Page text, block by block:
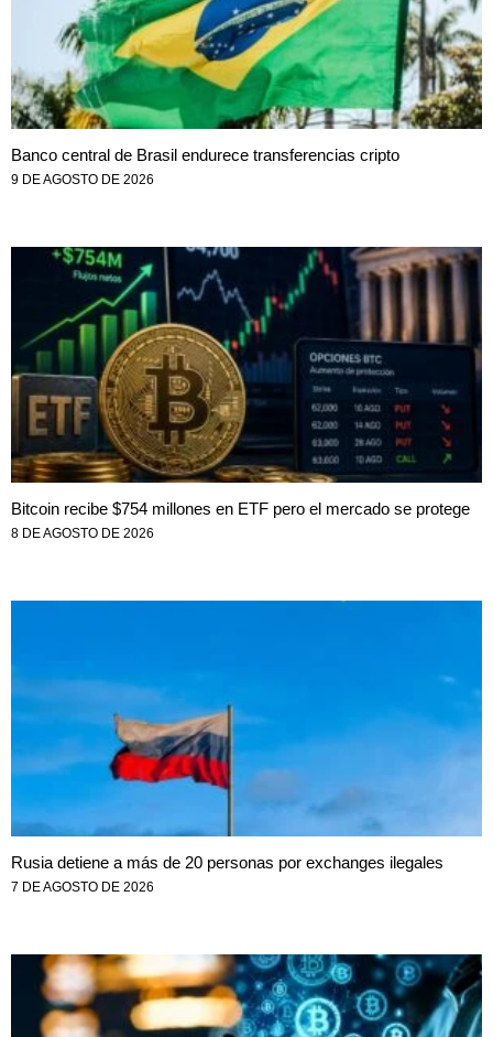
Banco central de Brasil endurece transferencias cripto
9 DE AGOSTO DE 2026
Bitcoin recibe $754 millones en ETF pero el mercado se protege
8 DE AGOSTO DE 2026
Rusia detiene a más de 20 personas por exchanges ilegales
7 DE AGOSTO DE 2026